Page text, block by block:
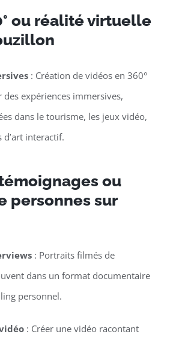
ou réalité virtuelle
: Création de vidéos en 360°
des expériences immersives,
dans le tourisme, les jeux vidéo,
d’art interactif.
ou
personnes sur
: Portraits filmés de
dans un format documentaire
personnel.
: Créer une vidéo racontant